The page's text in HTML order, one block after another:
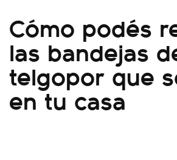
Cómo podés
las bandejas
telgopor que
en tu casa